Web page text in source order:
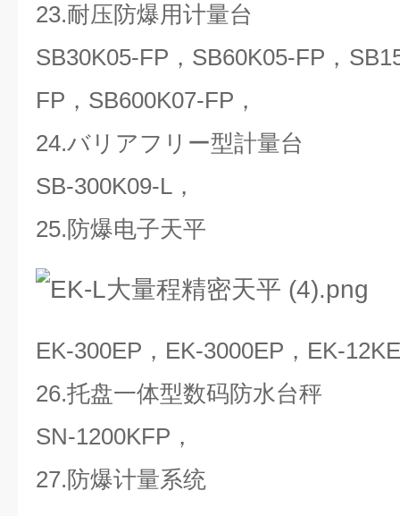
23.耐压防爆用计量台
SB30K05-FP，SB60K05-FP，
FP，SB600K07-FP，
24.バリアフリー型計量台
SB-300K09-L，
25.防爆电子天平
EK-300EP，EK-3000EP，EK-
26.托盘一体型数码防水台秤
SN-1200KFP，
27.防爆计量系统